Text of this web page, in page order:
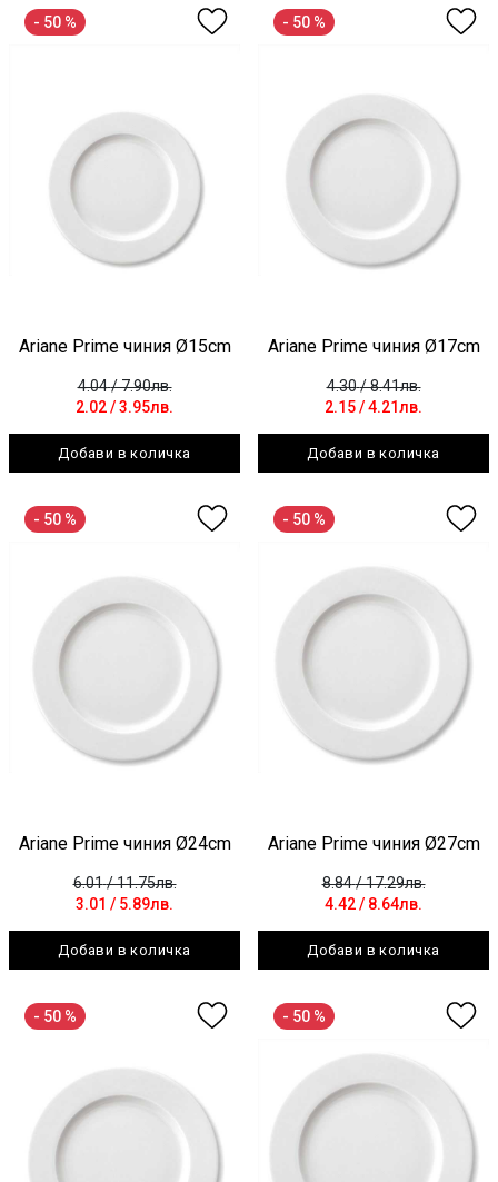
- 50 %
Ariane Prime чиния Ø15cm
4.04/ 7.90лв.
2.02/ 3.95лв.
Добави в количка
- 50 %
Ariane Prime чиния Ø17cm
4.30/ 8.41лв.
2.15/ 4.21лв.
Добави в количка
- 50 %
Ariane Prime чиния Ø24cm
6.01/ 11.75лв.
3.01 / 5.89лв.
Добави в количка
- 50 %
Ariane Prime чиния Ø27cm
8.84/ 17.29лв.
4.42/ 8.64лв.
Добави в количка
- 50 % - 50 %